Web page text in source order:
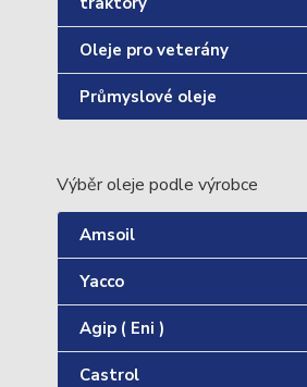
Oleje pro veterány
Průmyslové oleje
Výběr oleje podle výrobce
Amsoil
Yacco
Agip ( Eni )
Castrol